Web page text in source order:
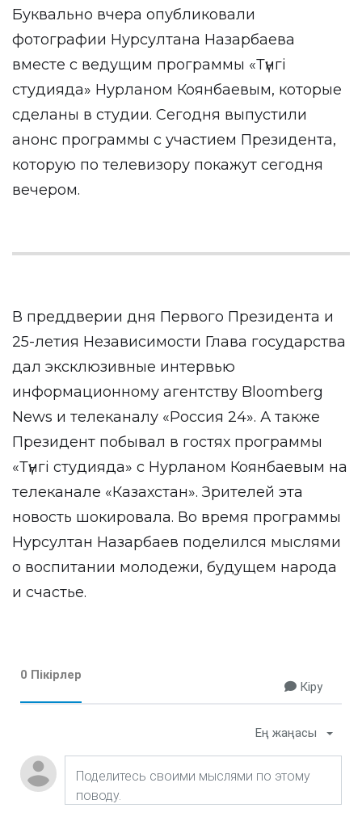
Буквально вчера опубликовали
фотографии Нурсултана Назарбаева
вместе с ведущим программы «Түнгі
студияда» Нурланом Коянбаевым, которые
сделаны в студии. Сегодня выпустили
анонс программы с участием Президента,
которую по телевизору покажут сегодня
вечером.
В преддверии дня Первого Президента и
25-летия Независимости Глава государства
дал эксклюзивные интервью
информационному агентству Bloomberg
News и телеканалу «Россия 24». А также
Президент побывал в гостях программы
«Түнгі студияда» с Нурланом Коянбаевым на
телеканале «Казахстан». Зрителей эта
новость шокировала. Во время программы
Нурсултан Назарбаев поделился мыслями
о воспитании молодежи, будущем народа
и счастье.
0 Пікірлер
Кіру
Ең жаңасы